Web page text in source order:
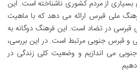
بسیاری از مردم کشوری ناشناخته است. این
ملی قبرس ارائه می دهد که با ماهیت
قبرسی در تضاد است. این فرهنگ دوگانه به
قبرس جنوبی مرتبط است. در این بررسی،
می اندازیم و وضعیت کلی زندگی در